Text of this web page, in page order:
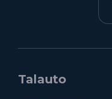
Talauto